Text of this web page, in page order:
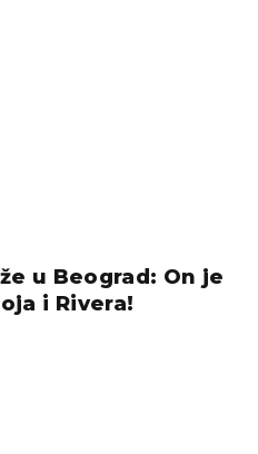
u Beograd: On je
i Rivera!